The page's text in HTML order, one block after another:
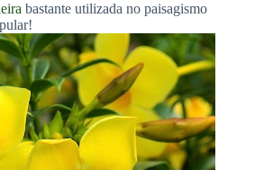
bastante utilizada no paisagismo